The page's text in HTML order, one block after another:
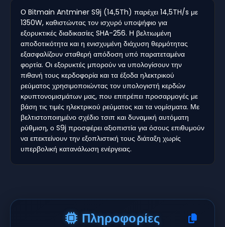
Ο Bitmain Antminer S9j (14,5Th) παρέχει 14,5TH/s με
1350W, καθιστώντας τον ισχυρό υποψήφιο για
εξορυκτικές διαδικασίες SHA-256. Η βελτιωμένη
αποδοτικότητα και η ενισχυμένη διάχυση θερμότητας
εξασφαλίζουν σταθερή απόδοση υπό παρατεταμένα
φορτία. Οι εξορυκτές μπορούν να υπολογίσουν την
πιθανή τους κερδοφορία και τα έξοδα ηλεκτρικού
ρεύματος χρησιμοποιώντας τον υπολογιστή κερδών
κρυπτονομισμάτων μας, που επιτρέπει προσαρμογές με
βάση τις τιμές ηλεκτρικού ρεύματος και τα νομίσματα. Με
βελτιστοποιημένο σχέδιο τσιπ και δυναμική αυτόματη
ρύθμιση, ο S9j προσφέρει αξιοπιστία για όσους επιθυμούν
να επεκτείνουν την εξοπλιστική τους διάταξη χωρίς
υπερβολική κατανάλωση ενέργειας.
Πληροφορίες